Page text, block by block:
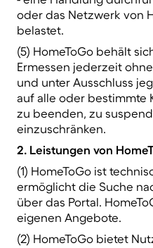
oder das Netzwerk von
belastet.
(5) HomeToGo behält
Ermessen jederzeit
und unter Ausschluss
auf alle oder bestimmte
zu beenden, zu
einzuschränken.
2. Leistungen von
(1) HomeToGo ist
ermöglicht die Suche
über das Portal.
eigenen Angebote.
(2) HomeToGo bietet